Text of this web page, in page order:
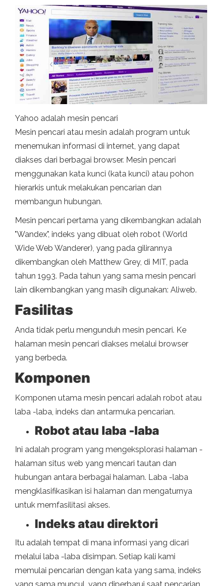
Yahoo adalah mesin pencari
Mesin pencari atau mesin adalah program untuk
menemukan informasi di internet, yang dapat
diakses dari berbagai browser. Mesin pencari
menggunakan kata kunci (kata kunci) atau pohon
hierarkis untuk melakukan pencarian dan
membangun hubungan.
Mesin pencari pertama yang dikembangkan adalah
"Wandex", indeks yang dibuat oleh robot (World
Wide Web Wanderer), yang pada gilirannya
dikembangkan oleh Matthew Grey, di MIT, pada
tahun 1993. Pada tahun yang sama mesin pencari
lain dikembangkan yang masih digunakan: Aliweb.
Fasilitas
Anda tidak perlu mengunduh mesin pencari. Ke
halaman mesin pencari diakses melalui browser
yang berbeda.
Komponen
Komponen utama mesin pencari adalah robot atau
laba -laba, indeks dan antarmuka pencarian.
Robot atau laba -laba
Ini adalah program yang mengeksplorasi halaman -
halaman situs web yang mencari tautan dan
hubungan antara berbagai halaman. Laba -laba
mengklasifikasikan isi halaman dan mengaturnya
untuk memfasilitasi akses.
Indeks atau direktori
Itu adalah tempat di mana informasi yang dicari
melalui laba -laba disimpan. Setiap kali kami
memulai pencarian dengan kata yang sama, indeks
yang sama muncul, yang diperbarui saat pencarian